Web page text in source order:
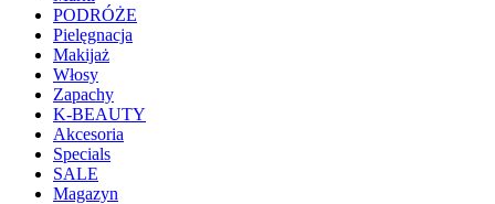
PODRÓŻE
Pielęgnacja
Makijaż
Włosy
Zapachy
K-BEAUTY
Akcesoria
Specials
SALE
Magazyn